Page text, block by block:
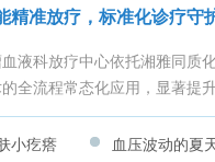
精准放疗，标准化诊疗守
液科放疗中心依托湘雅同质
全流程常态化应用，显著提
小疙瘩
血压波动的夏